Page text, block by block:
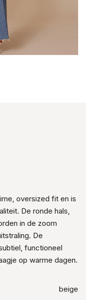
oversized fit en is
De ronde hals,
in de zoom
De
functioneel
op warme dagen.
beige